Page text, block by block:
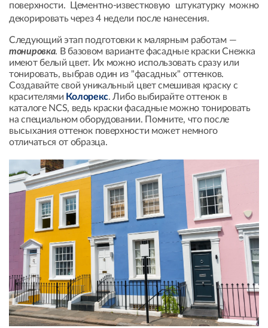
поверхности. Цементно-известковую штукатурку можно
декорировать через 4 недели после нанесения.
Следующий этап подготовки к малярным работам —
тонировка. В базовом варианте фасадные краски Снежка
имеют белый цвет. Их можно использовать сразу или
тонировать, выбрав один из "фасадных" оттенков.
Создавайте свой уникальный цвет смешивая краску с
красителями Колорекс. Либо выбирайте оттенок в
каталоге NCS, ведь краски фасадные можно тонировать
на специальном оборудовании. Помните, что после
высыхания оттенок поверхности может немного
отличаться от образца.